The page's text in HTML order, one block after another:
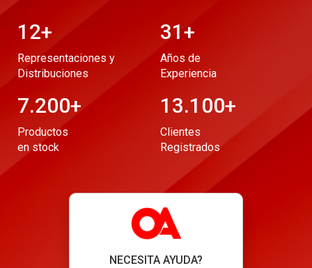
12+
Representaciones y
Distribuciones
31+
Años de
Experiencia
7.200+
Productos
en stock
13.100+
Clientes
Registrados
NECESITA AYUDA?